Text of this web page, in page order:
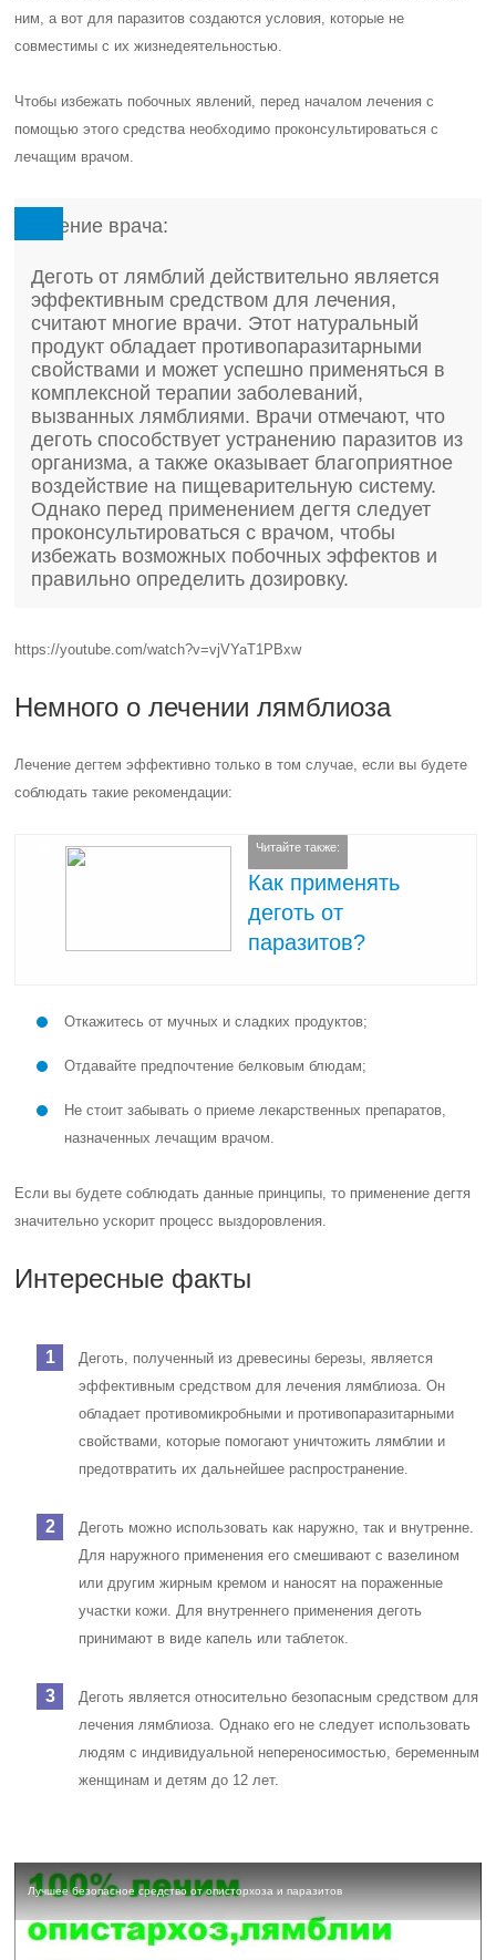
ним, а вот для паразитов создаются условия, которые не
совместимы с их жизнедеятельностью.
Чтобы избежать побочных явлений, перед началом лечения с
помощью этого средства необходимо проконсультироваться с
лечащим врачом.
Мнение врача:
Деготь от лямблий действительно является
эффективным средством для лечения,
считают многие врачи. Этот натуральный
продукт обладает противопаразитарными
свойствами и может успешно применяться в
комплексной терапии заболеваний,
вызванных лямблиями. Врачи отмечают, что
деготь способствует устранению паразитов из
организма, а также оказывает благоприятное
воздействие на пищеварительную систему.
Однако перед применением дегтя следует
проконсультироваться с врачом, чтобы
избежать возможных побочных эффектов и
правильно определить дозировку.
https://youtube.com/watch?v=vjVYaT1PBxw
Немного о лечении лямблиоза
Лечение дегтем эффективно только в том случае, если вы будете
соблюдать такие рекомендации:
Читайте также:
Как применять
деготь от
паразитов?
Откажитесь от мучных и сладких продуктов;
Отдавайте предпочтение белковым блюдам;
Не стоит забывать о приеме лекарственных препаратов,
назначенных лечащим врачом.
Если вы будете соблюдать данные принципы, то применение дегтя
значительно ускорит процесс выздоровления.
Интересные факты
Деготь, полученный из древесины березы, является
эффективным средством для лечения лямблиоза. Он
обладает противомикробными и противопаразитарными
свойствами, которые помогают уничтожить лямблии и
предотвратить их дальнейшее распространение.
Деготь можно использовать как наружно, так и внутренне.
Для наружного применения его смешивают с вазелином
или другим жирным кремом и наносят на пораженные
участки кожи. Для внутреннего применения деготь
принимают в виде капель или таблеток.
Деготь является относительно безопасным средством для
лечения лямблиоза. Однако его не следует использовать
людям с индивидуальной непереносимостью, беременным
женщинам и детям до 12 лет.
Лучшее безопасное средство от описторхоза и паразитов